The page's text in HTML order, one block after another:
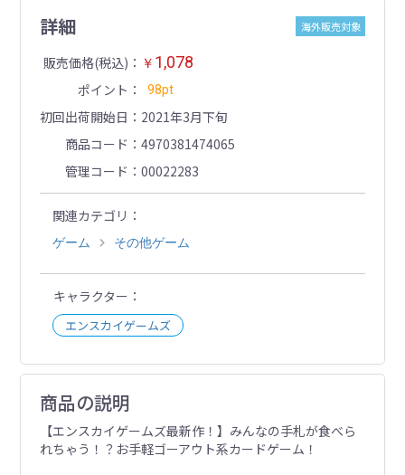
詳細 海外販売対象
販売価格(税込) ￥ 1,078
ポイント 98pt
初回出荷開始日
2021年3月下旬
商品コード
4970381474065
管理コード
00022283
関連カテゴリ
ゲーム その他ゲーム
キャラクター
エンスカイゲームズ
商品の説明
【エンスカイゲームズ最新作！】みんなの手札が食べら
れちゃう！？お手軽ゴーアウト系カードゲーム！